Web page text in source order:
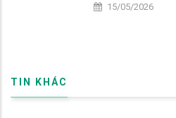
15/05/2026
TIN KHÁC